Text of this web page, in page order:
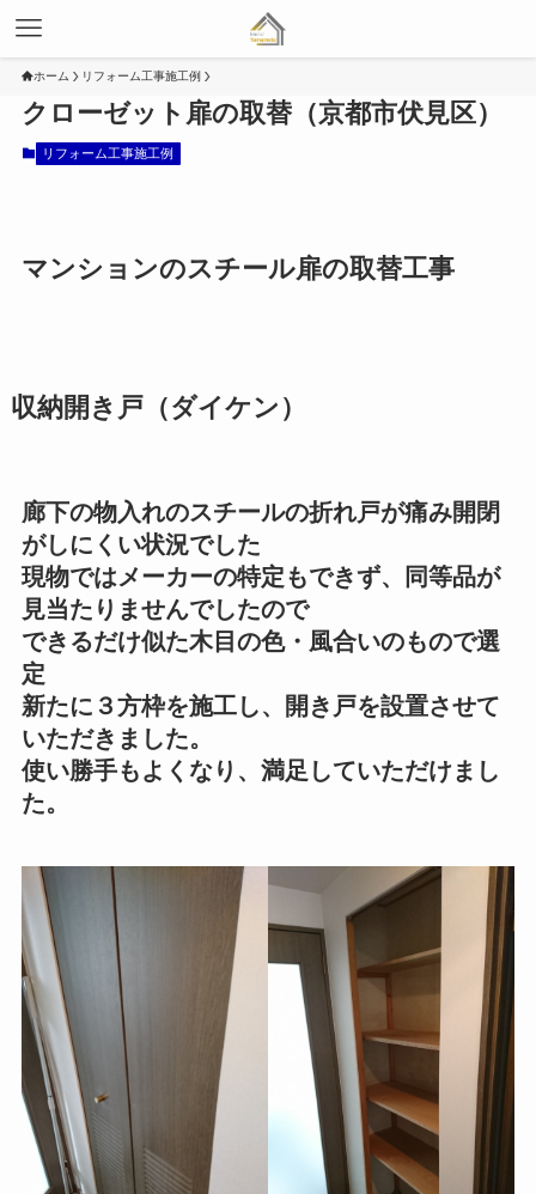
ホーム リフォーム工事施工例
クローゼット扉の取替（京都市伏見区）
リフォーム工事施工例
マンションのスチール扉の取替工事
収納開き戸（ダイケン）
廊下の物入れのスチールの折れ戸が痛み開閉
がしにくい状況でした
現物ではメーカーの特定もできず、同等品が
見当たりませんでしたので
できるだけ似た木目の色・風合いのもので選
定
新たに３方枠を施工し、開き戸を設置させて
いただきました。
使い勝手もよくなり、満足していただけまし
た。